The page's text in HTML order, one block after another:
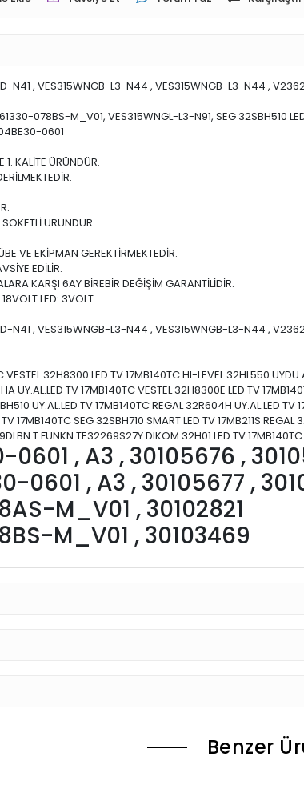
N41 , VES315WNGB-L3-N44 , VES315WNGB-L3-N44 ,
078BS-M_V01, VES315WNGL-L3-N91, SEG 32SBH510
0601
KALİTE ÜRÜNDÜR.
ÜRÜNDÜR.
VE EKİPMAN GEREKTİRMEKTEDİR.
EDİLİR.
KARŞI 6AY BİREBİR DEĞİŞİM GARANTİLİDİR.
LED: 3VOLT
N41 , VES315WNGB-L3-N44 , VES315WNGB-L3-N44 ,
VESTEL 32H8300 LED TV 17MB140TC HI-LEVEL 32HL550
UY.AL.LED TV 17MB140TC VESTEL 32H8300E LED TV
UY.AL.LED TV 17MB140TC REGAL 32R604H UY.AL.LED
17MB140TC SEG 32SBH710 SMART LED TV 17MB211S
T.FUNKN TE32269S27Y DIKOM 32H01 LED TV
, A3 , 30105676 ,
0601 , A3 , 30105677 ,
M_V01 , 30102821
M_V01 , 30103469
Benzer